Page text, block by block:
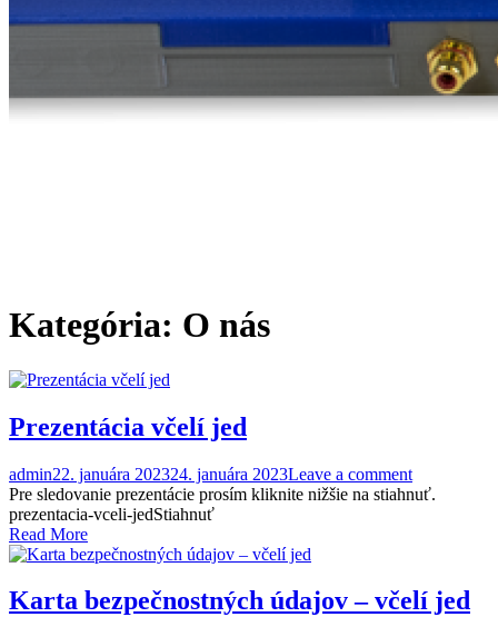
Kategória: O nás
Prezentácia včelí jed
admin22. januára 202324. januára 2023Leave a comment
Pre sledovanie prezentácie prosím kliknite nižšie na stiahnuť.
prezentacia-vceli-jedStiahnuť
Read More
Karta bezpečnostných údajov – včelí jed